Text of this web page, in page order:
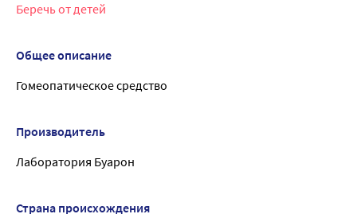
Беречь от детей
Общее описание
Гомеопатическое средство
Производитель
Лаборатория Буарон
Страна происхождения